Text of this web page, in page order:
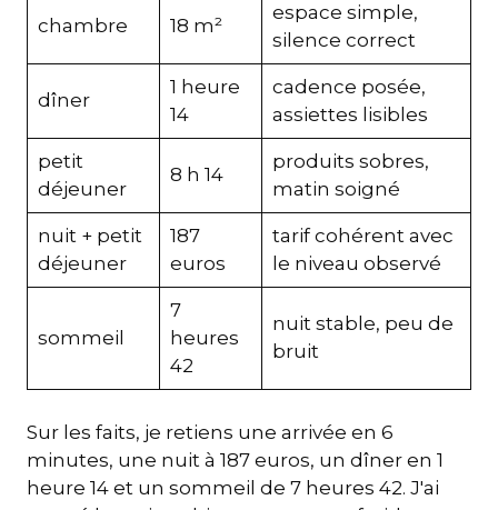
chambre 18 m²
espace simple,
silence correct
dîner
1 heure
14
cadence posée,
assiettes lisibles
petit
déjeuner
8 h 14
produits sobres,
matin soigné
nuit + petit
déjeuner
187
euros
tarif cohérent avec
le niveau observé
sommeil
7
heures
42
nuit stable, peu de
bruit
Sur les faits, je retiens une arrivée en 6
minutes, une nuit à 187 euros, un dîner en 1
heure 14 et un sommeil de 7 heures 42. J'ai